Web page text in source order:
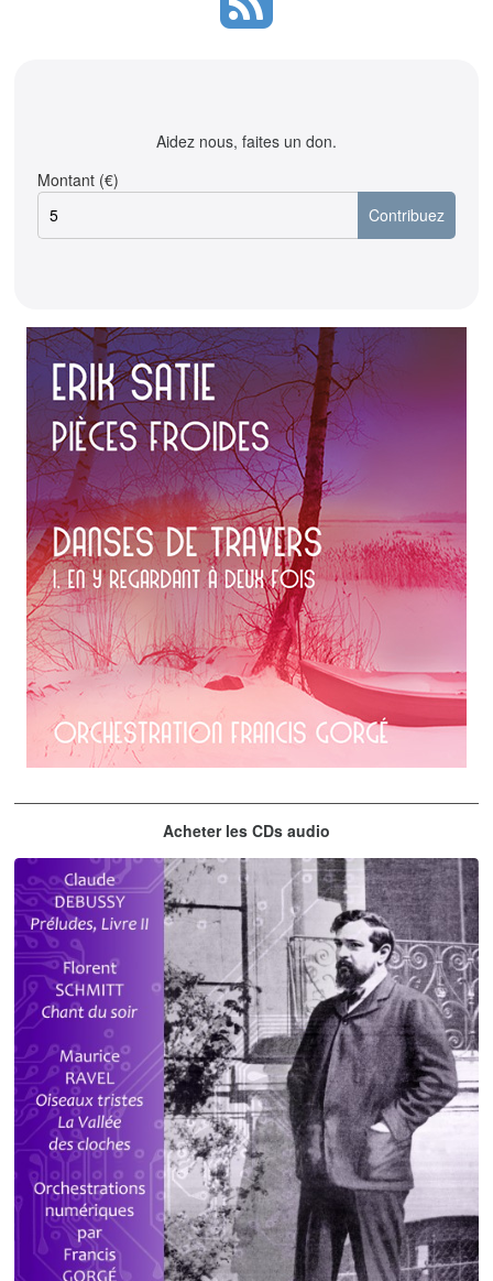
Aidez nous, faites un don.
Montant (€)
Acheter les CDs audio